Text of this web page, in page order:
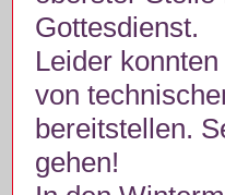
Gottesdienst.
Leider
von
bereitstellen.
gehen!